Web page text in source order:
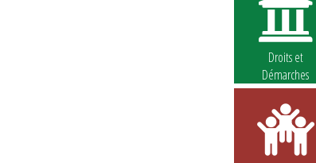
Droits et
Démarches